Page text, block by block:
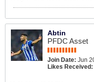
Abtin
PFDC Asset
Join Date: Jun
Likes Received: